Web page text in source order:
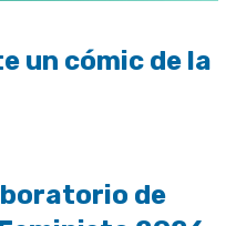
un cómic de la
de